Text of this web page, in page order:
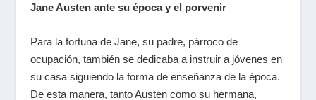
Jane Austen ante su época y el porvenir
Para la fortuna de Jane, su padre, párroco de
ocupación, también se dedicaba a instruir a jóvenes en
su casa siguiendo la forma de enseñanza de la época.
De esta manera, tanto Austen como su hermana,